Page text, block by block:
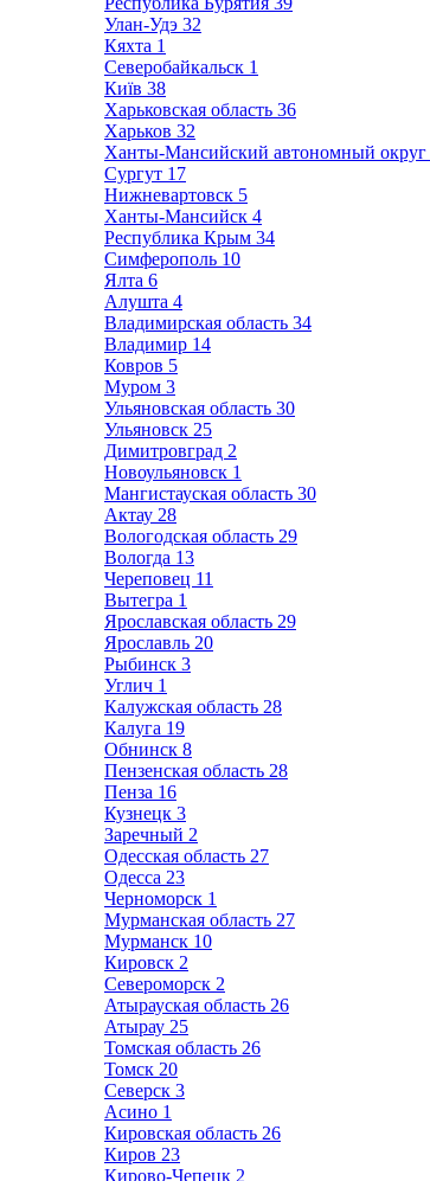
Улан-Удэ 32
Кяхта 1
Северобайкальск 1
Київ 38
Харьковская область 36
Харьков 32
Ханты-Мансийский автономный округ
Сургут 17
Нижневартовск 5
Ханты-Мансийск 4
Республика Крым 34
Симферополь 10
Ялта 6
Алушта 4
Владимирская область 34
Владимир 14
Ковров 5
Муром 3
Ульяновская область 30
Ульяновск 25
Димитровград 2
Новоульяновск 1
Мангистауская область 30
Актау 28
Вологодская область 29
Вологда 13
Череповец 11
Вытегра 1
Ярославская область 29
Ярославль 20
Рыбинск 3
Углич 1
Калужская область 28
Калуга 19
Обнинск 8
Пензенская область 28
Пенза 16
Кузнецк 3
Заречный 2
Одесская область 27
Одесса 23
Черноморск 1
Мурманская область 27
Мурманск 10
Кировск 2
Североморск 2
Атырауская область 26
Атырау 25
Томская область 26
Томск 20
Северск 3
Асино 1
Кировская область 26
Киров 23
Кирово-Чепецк 2